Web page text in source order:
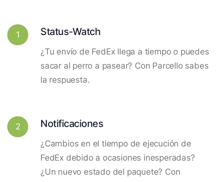
1 Status-Watch
¿Tu envío de FedEx llega a tiempo o puedes
sacar al perro a pasear? Con Parcello sabes
la respuesta.
2 Notificaciones
¿Cambios en el tiempo de ejecución de
FedEx debido a ocasiones inesperadas?
¿Un nuevo estado del paquete? Con